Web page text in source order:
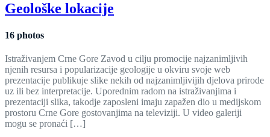
Geološke lokacije
16 photos
Istraživanjem Crne Gore Zavod u cilju promocije najzanimljivih
njenih resursa i popularizacije geologije u okviru svoje web
prezentacije publikuje slike nekih od najzanimljivijih djelova prirode
uz ili bez interpretacije. Uporednim radom na istraživanjima i
prezentaciji slika, takodje zaposleni imaju zapažen dio u medijskom
prostoru Crne Gore gostovanjima na televiziji. U video galeriji
mogu se pronaći […]